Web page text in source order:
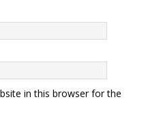
in this browser for the